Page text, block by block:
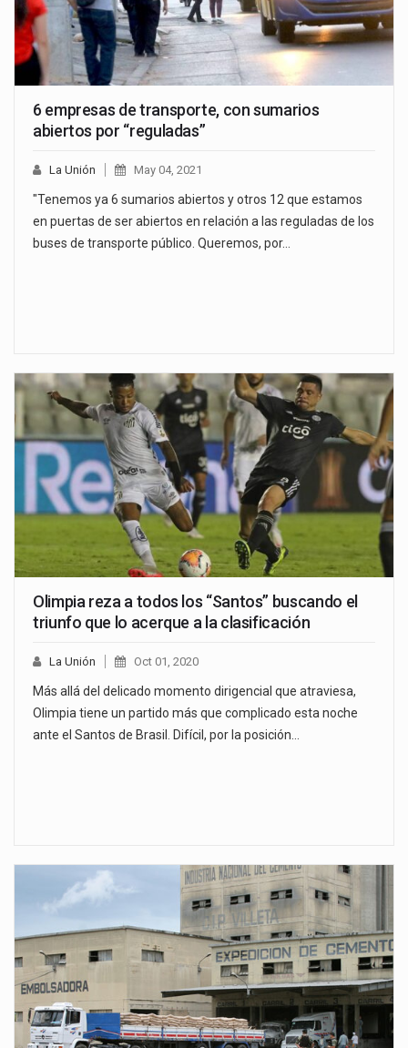
6 empresas de transporte, con sumarios
abiertos por “reguladas”
La Unión May 04, 2021
"Tenemos ya 6 sumarios abiertos y otros 12 que estamos
en puertas de ser abiertos en relación a las reguladas de los
buses de transporte público. Queremos, por…
Olimpia reza a todos los “Santos” buscando el
triunfo que lo acerque a la clasificación
La Unión Oct 01, 2020
Más allá del delicado momento dirigencial que atraviesa,
Olimpia tiene un partido más que complicado esta noche
ante el Santos de Brasil. Difícil, por la posición…